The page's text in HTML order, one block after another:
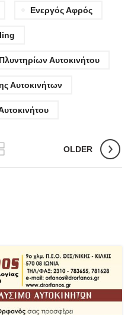
Ενεργός Αφρός
Αυτοκινήτου
Αυτοκινήτων
OLDER